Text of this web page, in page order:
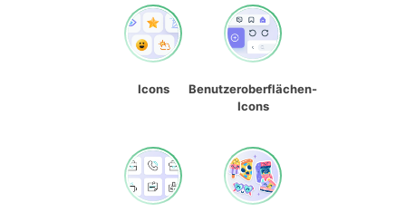
Icons
Benutzeroberflächen-
Icons